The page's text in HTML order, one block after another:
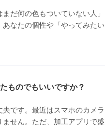
まだ何の色もついていない人
あなたの個性や「やってみた
ものでもいいですか？
です。最近はスマホのカメ
せん。ただ、加工アプリで